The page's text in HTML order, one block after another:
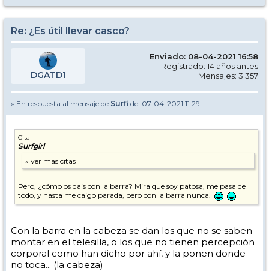
Re: ¿Es útil llevar casco?
DGATD1
Enviado: 08-04-2021 16:58
Registrado: 14 años antes
Mensajes: 3.357
» En respuesta al mensaje de Surfi del 07-04-2021 11:29
Cita
Surfgirl
Pero, ¿cómo os dais con la barra? Mira que soy patosa, me pasa de
todo, y hasta me caigo parada, pero con la barra nunca.
Con la barra en la cabeza se dan los que no se saben
montar en el telesilla, o los que no tienen percepción
corporal como han dicho por ahí, y la ponen donde
no toca... (la cabeza)